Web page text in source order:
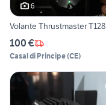
6
Volante Thrustmaster T128
100 €
Casal di Principe(CE)